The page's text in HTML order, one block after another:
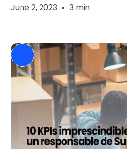
June 2, 2023 3 min